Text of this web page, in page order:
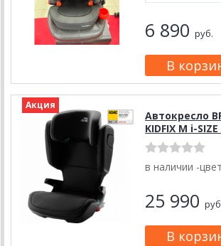
6 890 руб.
Акция
Автокресло
KIDFIX M i-
в наличии -
25 990